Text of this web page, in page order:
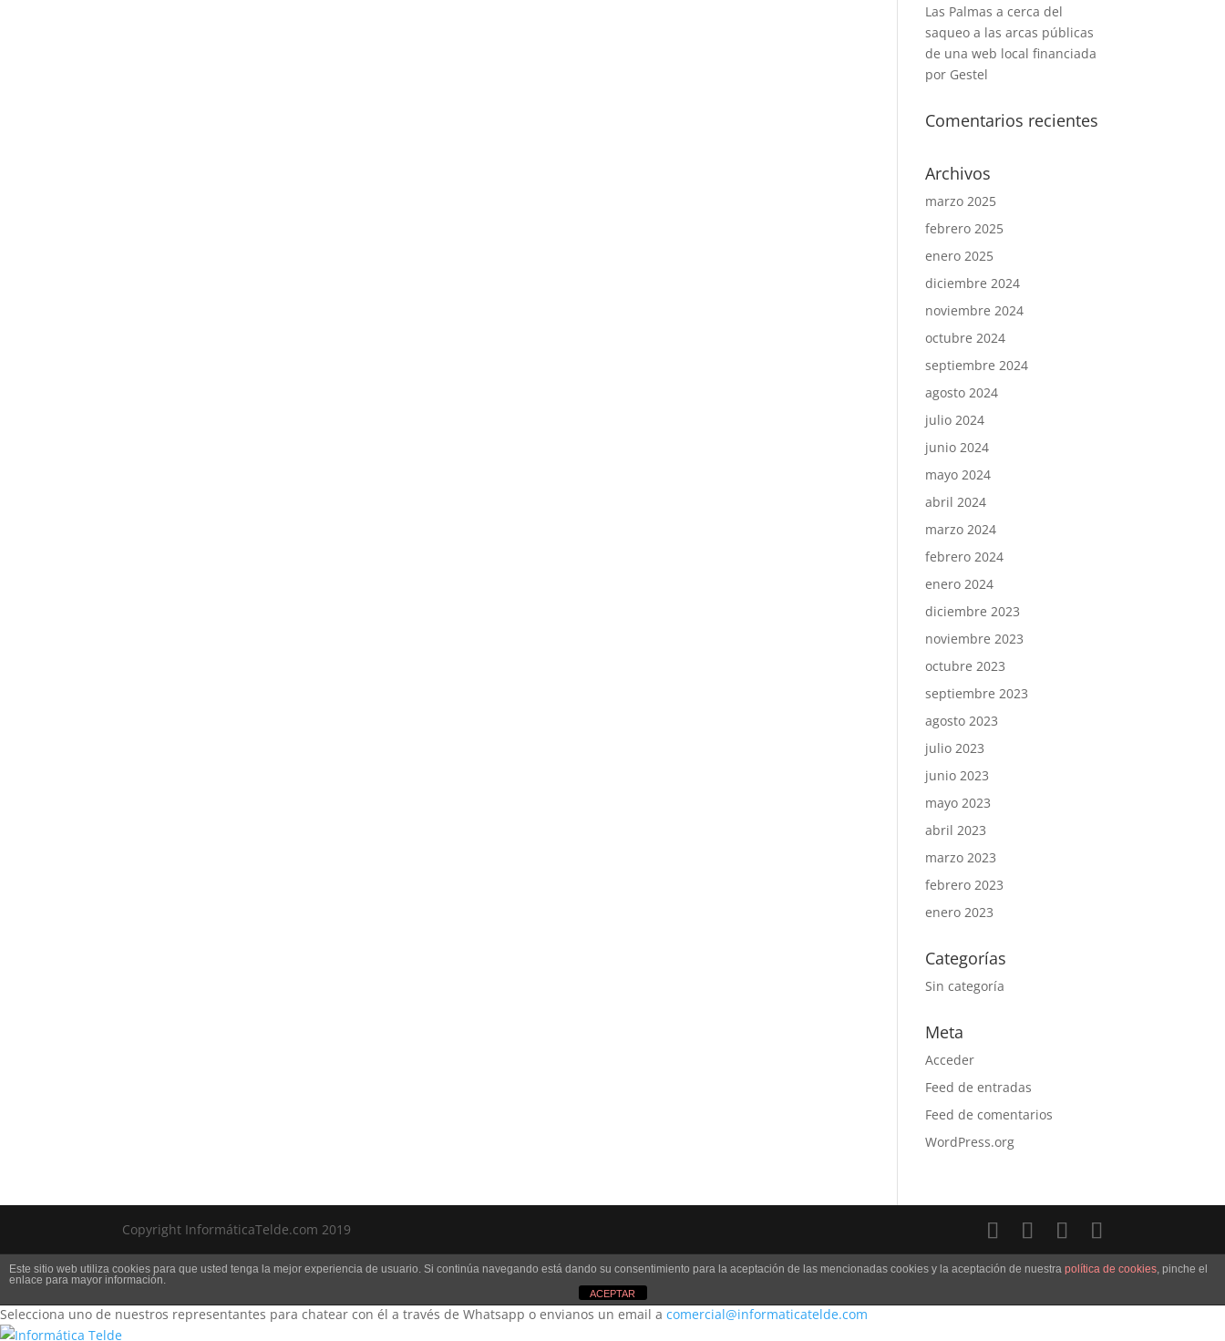
Las Palmas a cerca del
saqueo a las arcas públicas
de una web local financiada
por Gestel
Comentarios recientes
Archivos
marzo 2025
febrero 2025
enero 2025
diciembre 2024
noviembre 2024
octubre 2024
septiembre 2024
agosto 2024
julio 2024
junio 2024
mayo 2024
abril 2024
marzo 2024
febrero 2024
enero 2024
diciembre 2023
noviembre 2023
octubre 2023
septiembre 2023
agosto 2023
julio 2023
junio 2023
mayo 2023
abril 2023
marzo 2023
febrero 2023
enero 2023
Categorías
Sin categoría
Meta
Acceder
Feed de entradas
Feed de comentarios
WordPress.org
Copyright InformáticaTelde.com 2019
Este sitio web utiliza cookies para que usted tenga la mejor experiencia de usuario. Si continúa navegando está dando su consentimiento para la aceptación de las mencionadas cookies y la aceptación de nuestra política de cookies, pinche el
enlace para mayor información.
ACEPTAR
Bienvenidos!
Selecciona uno de nuestros representantes para chatear con él a través de Whatsapp o envianos un email a comercial@informaticatelde.com